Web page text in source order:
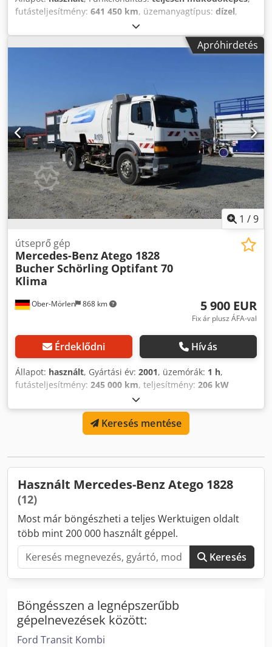
futásteljesítmény: 641 450 km, üzemanyagtípus: dízel,
nappali fülke
Euro 3, Gyártási év:2002, Felszereltség:daru,
légkondicionálás, MERCEDES BENZ ATEGO 1828 4X2 -
Tartozékok: - Klíma Dedpfoyrtnwjx Al Sekr Felszereltség: -
Fix plató 6200x2450 mm - PK 12000 B daru * Hidraulikus
kinyúló lábak * 2 kézi hosszabbítás * Rádió Daru évjárata:
2006
Apróhirdetés
1 /9
Ober-Mörlen 868 km
útseprő gép
Mercedes-BenzAtego 1828
Bucher Schörling Optifant 70
Klima
5 900 EUR
Fix ár plusz ÁFA-val
Érdeklődni Hívás
Állapot: használt, Gyártási év: 2001, üzemórák: 1 h,
futásteljesítmény: 245 000 km, teljesítmény: 206 kW
, üzemanyagtípus:dízel
kibocsátási osztály:Euro 3, Felhasználási terület:
tereprendezés Saját tömeg: 18.000 kg További
információért forduljon Emal Jaweedhez. Mercedes Benz
manuális sebességváltó, klímaberendezés, Bucher
tartálytérfogat 7 m³, víztartály űrtartalma 1500 l,
motorteljesítmény 75 kW, Euro 3, saját tömeg: 11.540 kg,
össztömeg: 19.000 kg. Egyéb: * Több mint 200 ajánlatot
kínálunk eladásra. * Telephelyünk a Frankfurti repülőtértől
30 km-re északra található. * Finanszírozás és lízing
lehetséges. * Szakértő nemzetközi szállítás és hajózás
terén. * Nyomdai és gépelési hibákért felelősséget nem
vállalunk. * Az eladás változásának és tévedés jogát
vásárláskor kizárólag a Jaweed GmbH ÁSZF-je érvényes. *
További információk és ÁSZF a weboldalunkon találhatók.
Dsdpox R U Svsfx Al Sskr
Keresés mentése
Használt Mercedes-Benz Atego 1828
(12)
Most már böngészheti a teljes Werktuigen oldalt
több mint 200 000 használt géppel.
Keresés
Böngésszen a legnépszerűbb
gépelnevezések között:
Ford Transit Kombi